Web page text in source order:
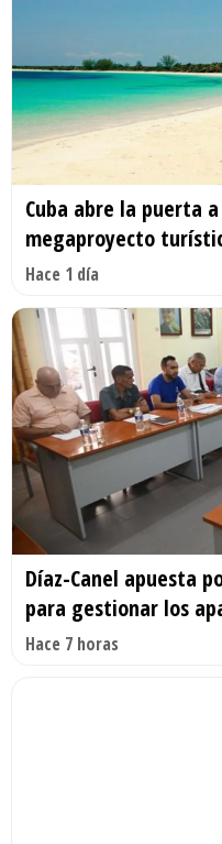
Cuba abre la puerta
megaproyecto
Hace 1 día
Díaz-Canel apuesta
para gestionar los
Hace 7 horas